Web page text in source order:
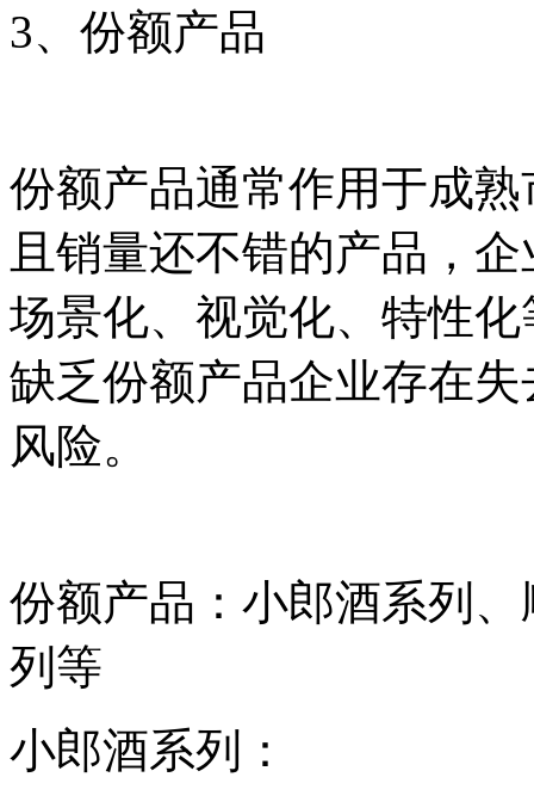
3、份额产品
份额产品通常作用于成
且销量还不错的产品，
场景化、视觉化、特性
缺乏份额产品企业存在
风险。
份额产品：小郎酒系列
列等
小郎酒系列：